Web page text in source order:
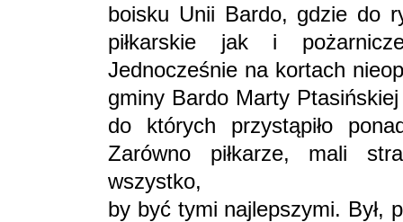
boisku Unii Bardo, gdzie do
piłkarskie jak i
Jednocześnie na kortach
gminy Bardo Marty
do których przystąpiło
Zarówno piłkarze, mali
wszystko,
by być tymi najlepszymi. Był,